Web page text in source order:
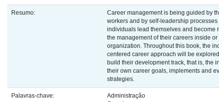
Resumo:
Career management is being guided by
workers and by self-leadership processes
individuals lead themselves and become
the management of their careers inside
organization. Throughout this book, the
centered career approach will be
build their development track, that is, the
their own career goals, implements and
strategies.
Palavras-chave:
Administração